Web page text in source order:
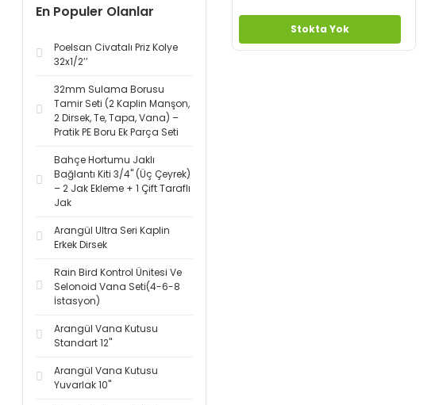
En Populer Olanlar
Poelsan Civatalı Priz Kolye
32x1/2’’
32mm Sulama Borusu
Tamir Seti (2 Kaplin Manşon,
2 Dirsek, Te, Tapa, Vana) –
Pratik PE Boru Ek Parça Seti
Bahçe Hortumu Jaklı
Bağlantı Kiti 3/4'' (Üç Çeyrek)
– 2 Jak Ekleme + 1 Çift Taraflı
Jak
Arangül Ultra Seri Kaplin
Erkek Dirsek
Rain Bird Kontrol Ünitesi Ve
Selonoid Vana Seti(4-6-8
İstasyon)
Arangül Vana Kutusu
Standart 12''
Arangül Vana Kutusu
Yuvarlak 10''
Stokta Yok